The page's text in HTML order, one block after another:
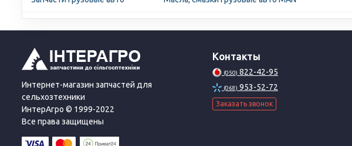
Интернет-магазин запчастей для
сельхозтехники
ИнтерАгро © 1999-2022
Все права защищены
Контакты
(050) 822-42-95
(068) 953-52-72
Заказать звонок